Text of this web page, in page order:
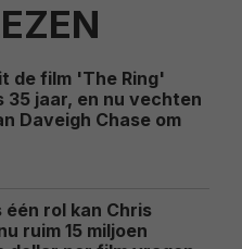
de film 'The Ring'
35 jaar, en nu vechten
Daveigh Chase om
rol kan Chris
ruim 15 miljoen